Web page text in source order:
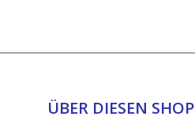
ÜBER DIESEN SHOP